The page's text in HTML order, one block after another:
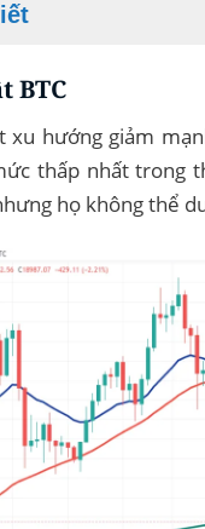
BTC
xu hướng giảm
thấp nhất trong
họ không thể